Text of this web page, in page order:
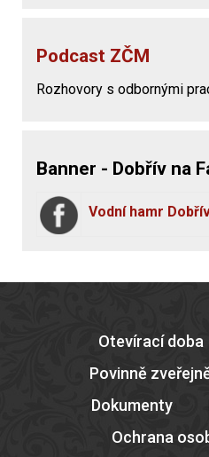
Podcast ZČM
Rozhovory s odbornými
Banner - Dobřív na
Vodní hamr
Otevírací doba
Povinně
Dokumenty
Ochrana